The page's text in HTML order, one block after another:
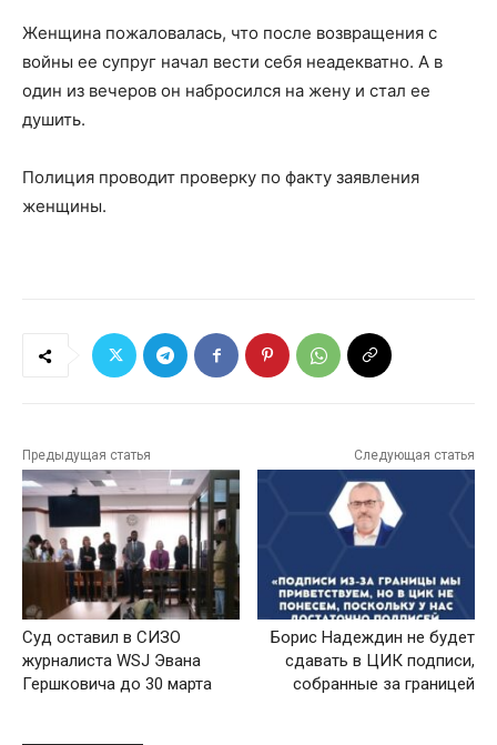
Женщина пожаловалась, что после возвращения с
войны ее супруг начал вести себя неадекватно. А в
один из вечеров он набросился на жену и стал ее
душить.
Полиция проводит проверку по факту заявления
женщины.
Предыдущая статья
Суд оставил в СИЗО
журналиста WSJ Эвана
Гершковича до 30 марта
Следующая статья
Борис Надеждин не будет
сдавать в ЦИК подписи,
собранные за границей